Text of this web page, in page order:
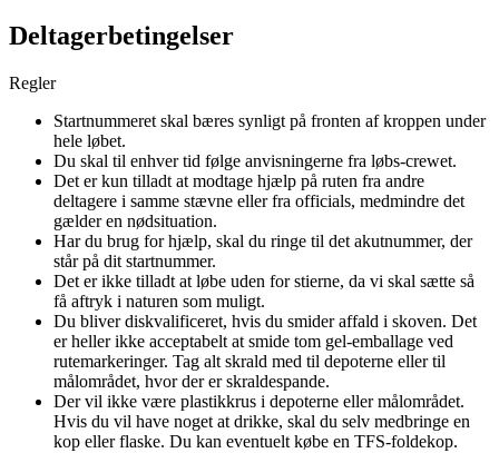
Deltagerbetingelser
Regler
Startnummeret skal bæres synligt på fronten af kroppen under
hele løbet.
Du skal til enhver tid følge anvisningerne fra løbs-crewet.
Det er kun tilladt at modtage hjælp på ruten fra andre
deltagere i samme stævne eller fra officials, medmindre det
gælder en nødsituation.
Har du brug for hjælp, skal du ringe til det akutnummer, der
står på dit startnummer.
Det er ikke tilladt at løbe uden for stierne, da vi skal sætte så
få aftryk i naturen som muligt.
Du bliver diskvalificeret, hvis du smider affald i skoven. Det
er heller ikke acceptabelt at smide tom gel-emballage ved
rutemarkeringer. Tag alt skrald med til depoterne eller til
målområdet, hvor der er skraldespande.
Der vil ikke være plastikkrus i depoterne eller målområdet.
Hvis du vil have noget at drikke, skal du selv medbringe en
kop eller flaske. Du kan eventuelt købe en TFS-foldekop.